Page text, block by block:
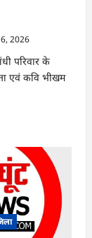
2026
परिवार के
एवं कवि भीखम